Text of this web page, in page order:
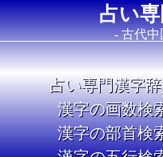
占い
- 古代
占い専門漢字
漢字の画数検
漢字の部首検